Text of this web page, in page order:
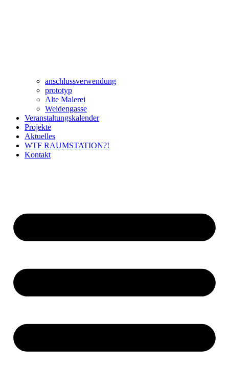
anschlussverwendung
prototyp
Alte Malerei
Weidengasse
Veranstaltungskalender
Projekte
Aktuelles
WTF RAUMSTATION?!
Kontakt